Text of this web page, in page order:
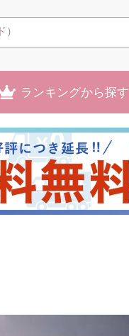
ランキングから探す